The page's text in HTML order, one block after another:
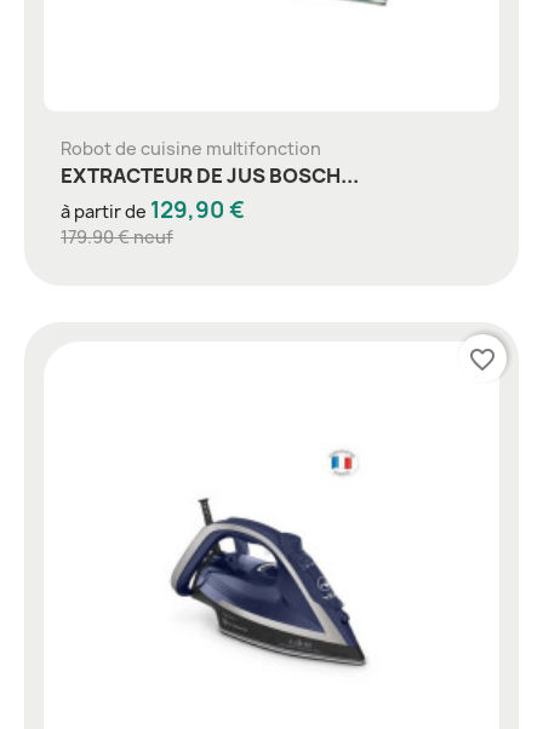
Robot de cuisine multifonction
EXTRACTEUR DE JUS BOSCH...
à partir de 129,90 €
179.90 € neuf
favorite_border